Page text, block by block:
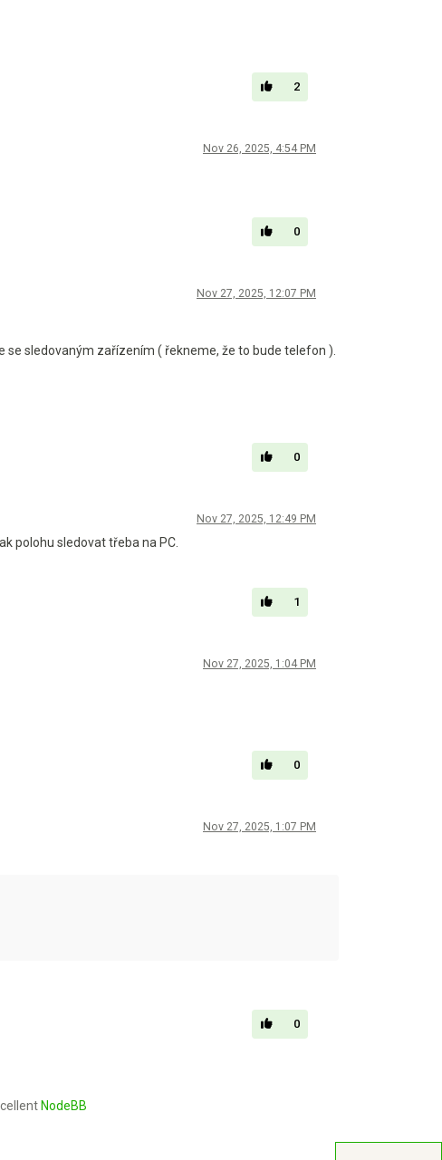
2
Nov 26, 2025, 4:54 PM
0
Nov 27, 2025, 12:07 PM
se sledovaným zařízením ( řekneme, že to bude telefon ).
0
Nov 27, 2025, 12:49 PM
polohu sledovat třeba na PC.
1
Nov 27, 2025, 1:04 PM
0
Nov 27, 2025, 1:07 PM
0
NodeBB